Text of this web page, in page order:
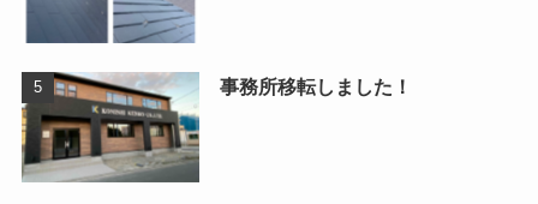
事務所移転しました！